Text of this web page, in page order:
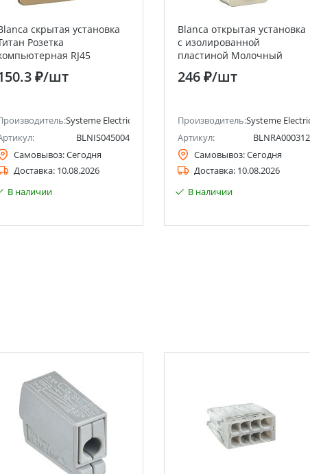
Electric)
скрытая установка
Розетка
RJ45
Systeme Electric (Schneider
Electric) ₽/шт
Systeme Electric (ранее Schneider Electric)
BLNIS045004
Самовывоз:Сегодня
Доставка: 10.08.2026
В наличии
Blanca открытая установка
с изолированной
пластиной Молочный
Розетка тройная без
заземления 16А Systeme
246 ₽/шт
Производитель:Systeme
Артикул:
BLNRA000312
Самовывоз:Сегодня
Доставка: 10.08.2026
В наличии